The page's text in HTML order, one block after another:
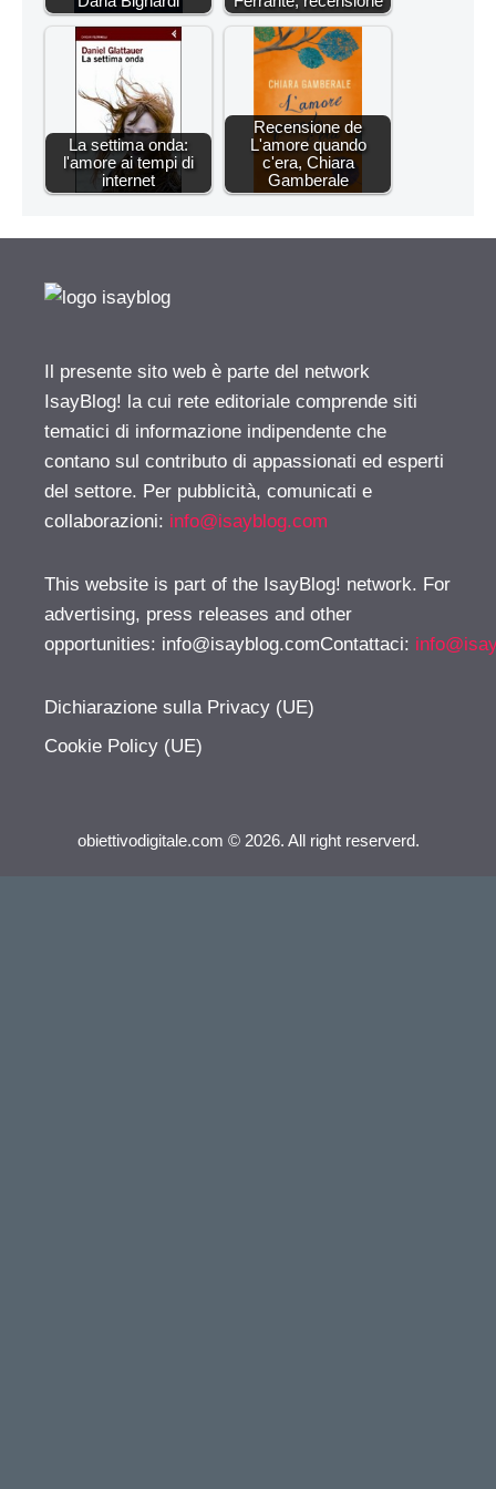
La settima onda:
l'amore ai tempi di
internet
Recensione de
L'amore quando
c'era, Chiara
Gamberale
Il presente sito web è parte del network
IsayBlog! la cui rete editoriale comprende siti
tematici di informazione indipendente che
contano sul contributo di appassionati ed esperti
del settore. Per pubblicità, comunicati e
collaborazioni: info@isayblog.com
This website is part of the IsayBlog! network. For
advertising, press releases and other
opportunities: info@isayblog.comContattaci:
Dichiarazione sulla Privacy (UE)
Cookie Policy (UE)
obiettivodigitale.com © 2026. All right reserverd.